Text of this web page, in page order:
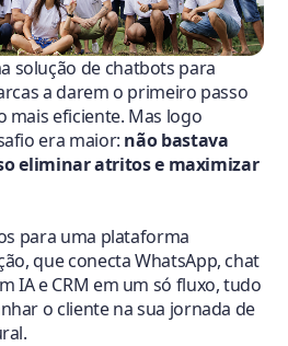
solução de chatbots para
a darem o primeiro passo
mais eficiente. Mas logo
era maior: não bastava
eliminar atritos e maximizar
para uma plataforma
que conecta WhatsApp, chat
IA e CRM em um só fluxo, tudo
o cliente na sua jornada de